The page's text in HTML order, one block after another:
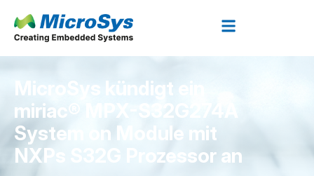
MicroSys kündigt ein
miriac® MPX-S32G274A
System on Module mit
NXPs S32G Prozessor an